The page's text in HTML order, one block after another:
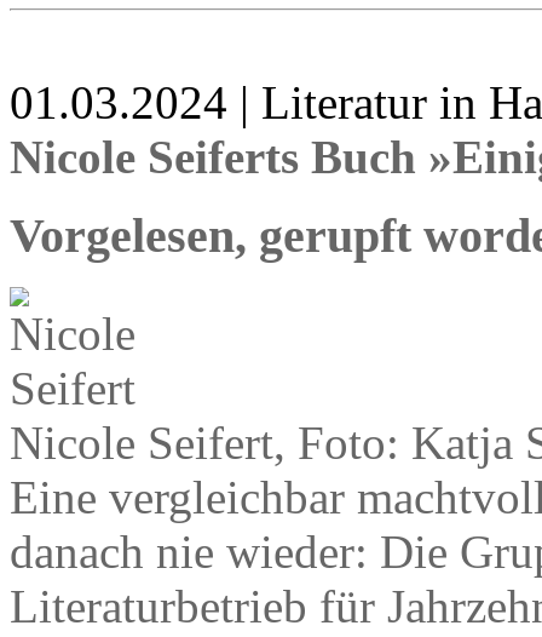
01.03.2024 | Literatur in
Nicole Seiferts Buch
Vorgelesen, gerupft
Nicole Seifert, Foto: Katja
Eine vergleichbar
danach nie wieder: Die
Literaturbetrieb für